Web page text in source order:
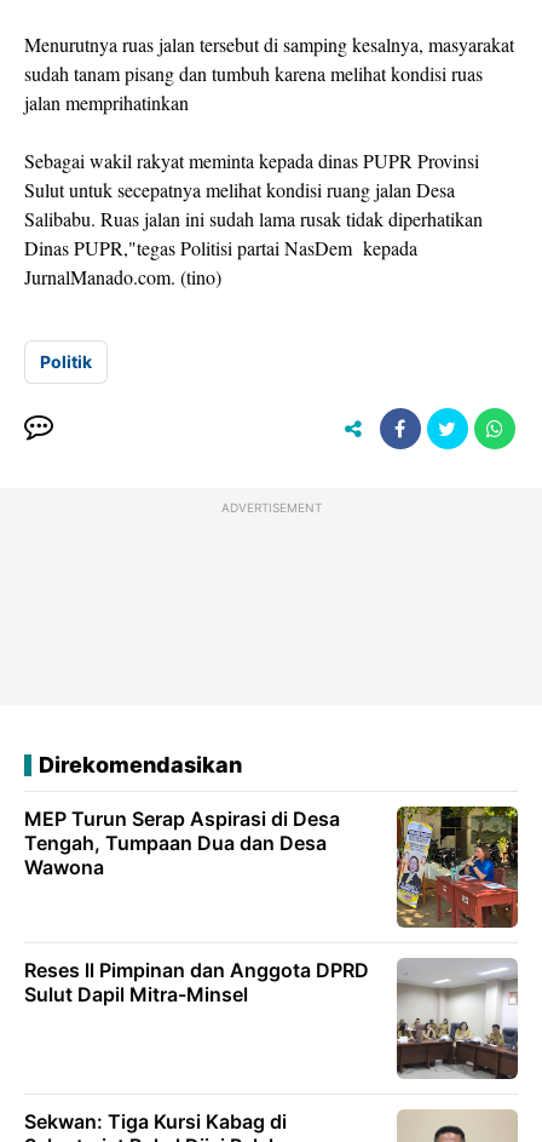
Menurutnya ruas jalan tersebut di samping kesalnya, masyarakat
sudah tanam pisang dan tumbuh karena melihat kondisi ruas
jalan memprihatinkan
Sebagai wakil rakyat meminta kepada dinas PUPR Provinsi
Sulut untuk secepatnya melihat kondisi ruang jalan Desa
Salibabu. Ruas jalan ini sudah lama rusak tidak diperhatikan
Dinas PUPR,"tegas Politisi partai NasDem kepada
JurnalManado.com. (tino)
Politik
ADVERTISEMENT
Direkomendasikan
MEP Turun Serap Aspirasi di Desa
Tengah, Tumpaan Dua dan Desa
Wawona
Reses ll Pimpinan dan Anggota DPRD
Sulut Dapil Mitra-Minsel
Sekwan: Tiga Kursi Kabag di